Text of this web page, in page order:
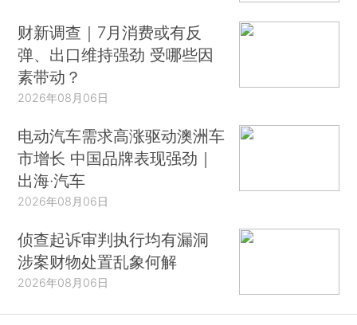
财新调查｜7月消费或有反
弹、出口维持强劲 受哪些因
素带动？
2026年08月06日
电动汽车需求高涨驱动澳洲车
市增长 中国品牌表现强劲｜
出海·汽车
2026年08月06日
侦查起诉审判执行均有漏洞
涉案财物处置乱象何解
2026年08月06日